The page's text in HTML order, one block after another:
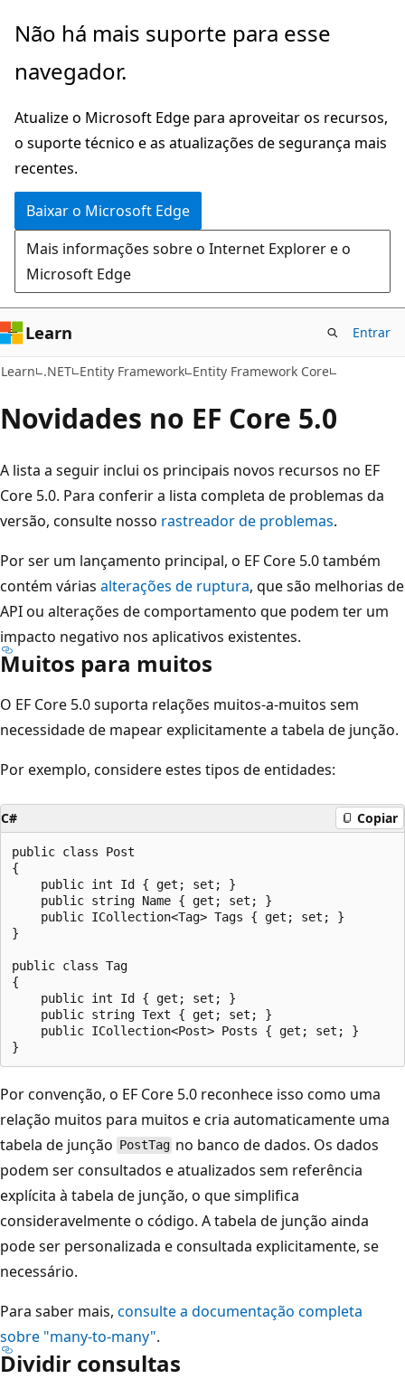
Pular
o
principal
Não há mais suporte para esse
navegador.
Atualize o Microsoft Edge para aproveitar os recursos,
o suporte técnico e as atualizações de segurança mais
recentes.
Baixar o Microsoft Edge
Mais informações sobre o Internet Explorer e o
Microsoft Edge
Learn Entrar
Learn .NET Entity Framework Entity Framework Core
Novidades no EF Core 5.0
A lista a seguir inclui os principais novos recursos no EF
Core 5.0. Para conferir a lista completa de problemas da
versão, consulte nosso rastreador de problemas.
Por ser um lançamento principal, o EF Core 5.0 também
contém várias alterações de ruptura, que são melhorias de
API ou alterações de comportamento que podem ter um
impacto negativo nos aplicativos existentes.
Muitos para muitos
O EF Core 5.0 suporta relações muitos-a-muitos sem
necessidade de mapear explicitamente a tabela de junção.
Por exemplo, considere estes tipos de entidades:
C# Copiar
public class Post
{
    public int Id { get; set; }
    public string Name { get; set; }
    public ICollection<Tag> Tags { get; set; }
}
public class Tag
{
    public int Id { get; set; }
    public string Text { get; set; }
    public ICollection<Post> Posts { get; set; }
Por convenção, o EF Core 5.0 reconhece isso como uma
relação muitos para muitos e cria automaticamente uma
tabela de junção PostTag no banco de dados. Os dados
podem ser consultados e atualizados sem referência
explícita à tabela de junção, o que simplifica
consideravelmente o código. A tabela de junção ainda
pode ser personalizada e consultada explicitamente, se
necessário.
Para saber mais, consulte a documentação completa
sobre "many-to-many".
Dividir consultas